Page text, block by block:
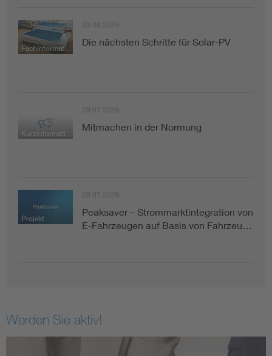
Fachinformation
03.08.2026
Die nächsten Schritte für Solar-PV
29.07.2026
Mitmachen in der Normung
Projekt
28.07.2026
Peaksaver – Strommarktintegration von
E-Fahrzeugen auf Basis von Fahrzeu…
Werden Sie aktiv!